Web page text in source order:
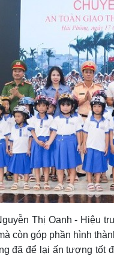
Thị Oanh - Hiệu
còn góp phần hình
đã để lại ấn tượng tốt